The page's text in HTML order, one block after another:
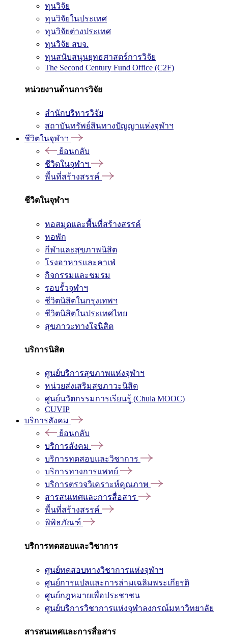
ทุนวิจัย
ทุนวิจัยในประเทศ
ทุนวิจัยต่างประเทศ
ทุนวิจัย สบจ.
ทุนสนับสนุนยุทธศาสตร์การวิจัย
The Second Century Fund Office (C2F)
หน่วยงานด้านการวิจัย
สำนักบริหารวิจัย
สถาบันทรัพย์สินทางปัญญาแห่งจุฬาฯ
ชีวิตในจุฬาฯ
ย้อนกลับ
ชีวิตในจุฬาฯ
พื้นที่สร้างสรรค์
ชีวิตในจุฬาฯ
หอสมุดและพื้นที่สร้างสรรค์
หอพัก
กีฬาและสุขภาพนิสิต
โรงอาหารและคาเฟ่
กิจกรรมและชมรม
รอบรั้วจุฬาฯ
ชีวิตนิสิตในกรุงเทพฯ
ชีวิตนิสิตในประเทศไทย
สุขภาวะทางใจนิสิต
บริการนิสิต
ศูนย์บริการสุขภาพแห่งจุฬาฯ
หน่วยส่งเสริมสุขภาวะนิสิต
ศูนย์นวัตกรรมการเรียนรู้ (Chula MOOC)
CUVIP
บริการสังคม
ย้อนกลับ
บริการสังคม
บริการทดสอบและวิชาการ
บริการทางการแพทย์
บริการตรวจวิเคราะห์คุณภาพ
สารสนเทศและการสื่อสาร
พื้นที่สร้างสรรค์
พิพิธภัณฑ์
บริการทดสอบและวิชาการ
ศูนย์ทดสอบทางวิชาการแห่งจุฬาฯ
ศูนย์การแปลและการล่ามเฉลิมพระเกียรติ
ศูนย์กฎหมายเพื่อประชาชน
ศูนย์บริการวิชาการแห่งจุฬาลงกรณ์มหาวิทยาลัย
สารสนเทศและการสื่อสาร